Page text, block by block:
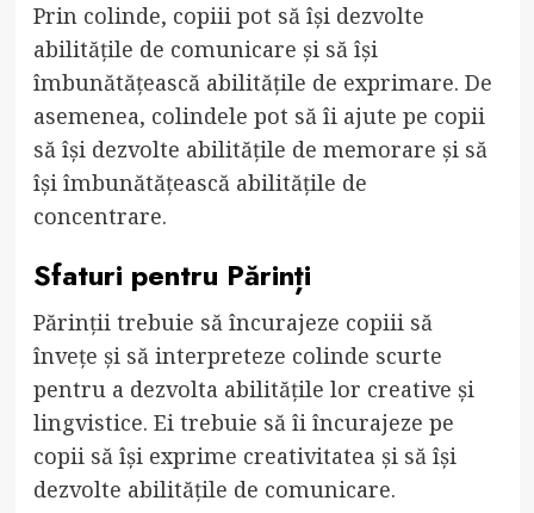
Prin colinde, copiii pot să își dezvolte
abilitățile de comunicare și să își
îmbunătățească abilitățile de exprimare. De
asemenea, colindele pot să îi ajute pe copii
să își dezvolte abilitățile de memorare și să
își îmbunătățească abilitățile de
concentrare.
Sfaturi pentru Părinți
Părinții trebuie să încurajeze copiii să
învețe și să interpreteze colinde scurte
pentru a dezvolta abilitățile lor creative și
lingvistice. Ei trebuie să îi încurajeze pe
copii să își exprime creativitatea și să își
dezvolte abilitățile de comunicare.